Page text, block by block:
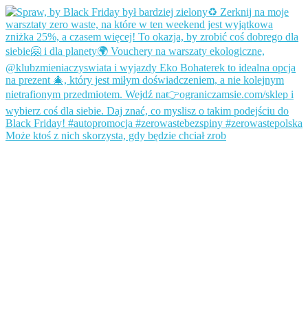
Może ktoś z nich skorzysta, gdy będzie chciał zrob